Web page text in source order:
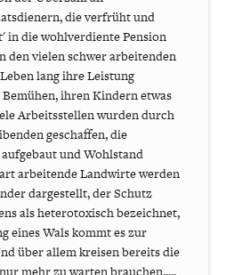
die verfrüht und
in die wohlverdiente Pension
den vielen schwer arbeitenden
lang ihre Leistung
ihren Kindern etwas
Arbeitsstellen wurden durch
geschaffen, die
und Wohlstand
arbeitende Landwirte werden
dargestellt, der Schutz
als heterotoxisch bezeichnet,
eines Wals kommt es zur
über allem kreisen bereits die
mehr zu warten brauchen.....